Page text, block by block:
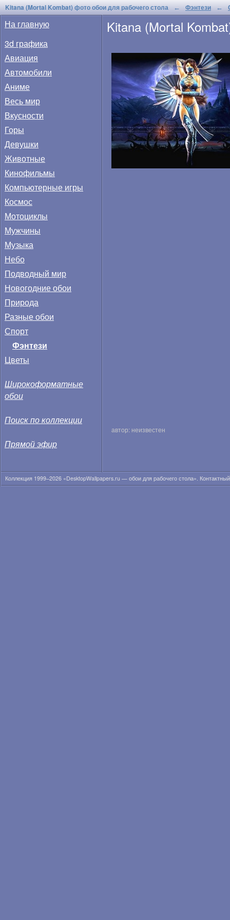
Kitana (Mortal Kombat) фото обои для рабочего стола ← Фэнтези ←
На главную
3d графика
Авиация
Автомобили
Аниме
Весь мир
Вкусности
Горы
Девушки
Животные
Кинофильмы
Компьютерные игры
Космос
Мотоциклы
Мужчины
Музыка
Небо
Подводный мир
Новогодние обои
Природа
Разные обои
Спорт
Фэнтези
Цветы
Широкоформатные
обои
Поиск по коллекции
Прямой эфир
Kitana (Mortal
автор: неизвестен
Коллекция 1999–2026 «DesktopWallpapers.ru — обои для рабочего стола».